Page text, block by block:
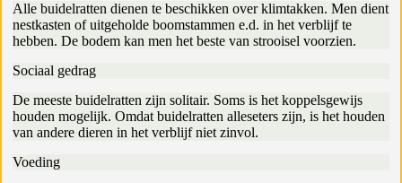
Alle buidelratten dienen te beschikken over klimtakken. Men dient
nestkasten of uitgeholde boomstammen e.d. in het verblijf te
hebben. De bodem kan men het beste van strooisel voorzien.
Sociaal gedrag
De meeste buidelratten zijn solitair. Soms is het koppelsgewijs
houden mogelijk. Omdat buidelratten alleseters zijn, is het houden
van andere dieren in het verblijf niet zinvol.
Voeding